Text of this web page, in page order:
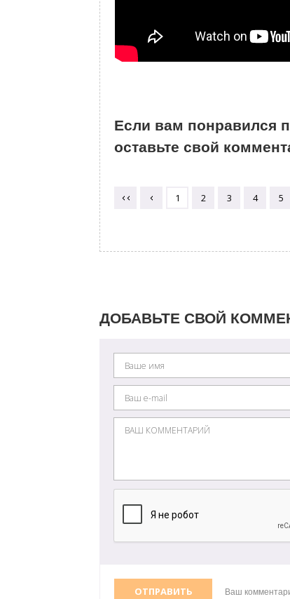
Если вам понравился
оставьте свой
1 2 3 4 5
ДОБАВЬТЕ СВОЙ
ОТПРАВИТЬ Ваш